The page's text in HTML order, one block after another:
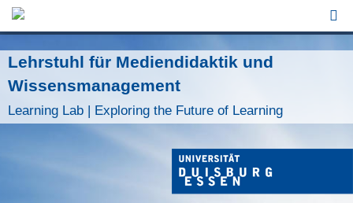
Jump to Navigation
Lehrstuhl für Mediendidaktik und
Wissensmanagement
Learning Lab | Exploring the Future of Learning